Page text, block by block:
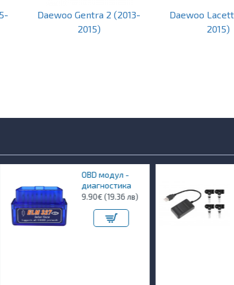
Daewoo Gentra 2 (2013-
2015)
Daewoo
2015)
диагностика
9.90€ (19.36 лв)
налягането в
гумите
(вътрешен